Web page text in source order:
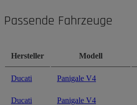
Passende Fahrzeuge
Hersteller Modell
Ducati Panigale V4
Ducati Panigale V4